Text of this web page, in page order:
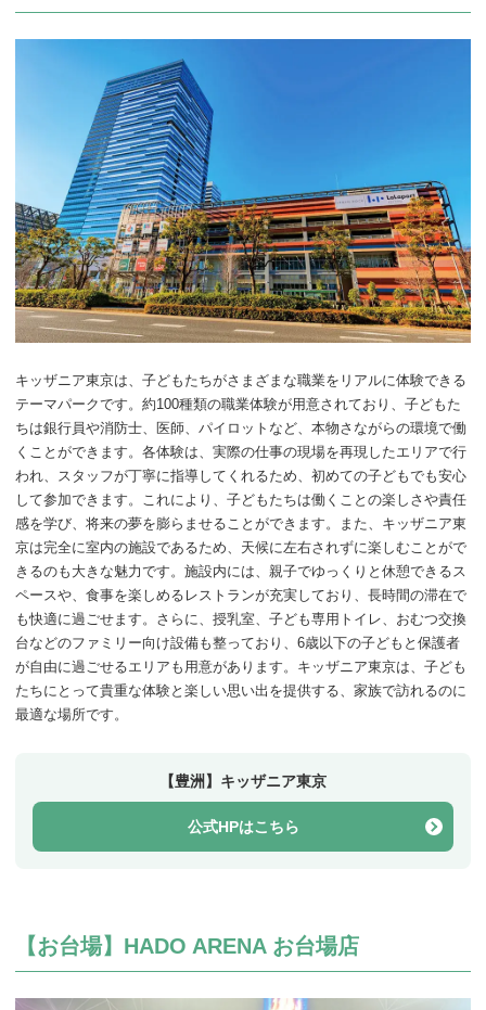
キッザニア東京は、子どもたちがさまざまな職業をリアルに体験できる
テーマパークです。約100種類の職業体験が用意されており、子どもた
ちは銀行員や消防士、医師、パイロットなど、本物さながらの環境で働
くことができます。各体験は、実際の仕事の現場を再現したエリアで行
われ、スタッフが丁寧に指導してくれるため、初めての子どもでも安心
して参加できます。これにより、子どもたちは働くことの楽しさや責任
感を学び、将来の夢を膨らませることができます。また、キッザニア東
京は完全に室内の施設であるため、天候に左右されずに楽しむことがで
きるのも大きな魅力です。施設内には、親子でゆっくりと休憩できるス
ペースや、食事を楽しめるレストランが充実しており、長時間の滞在で
も快適に過ごせます。さらに、授乳室、子ども専用トイレ、おむつ交換
台などのファミリー向け設備も整っており、6歳以下の子どもと保護者
が自由に過ごせるエリアも用意があります。キッザニア東京は、子ども
たちにとって貴重な体験と楽しい思い出を提供する、家族で訪れるのに
最適な場所です。
【豊洲】キッザニア東京
公式HPはこちら
【お台場】HADO ARENA お台場店